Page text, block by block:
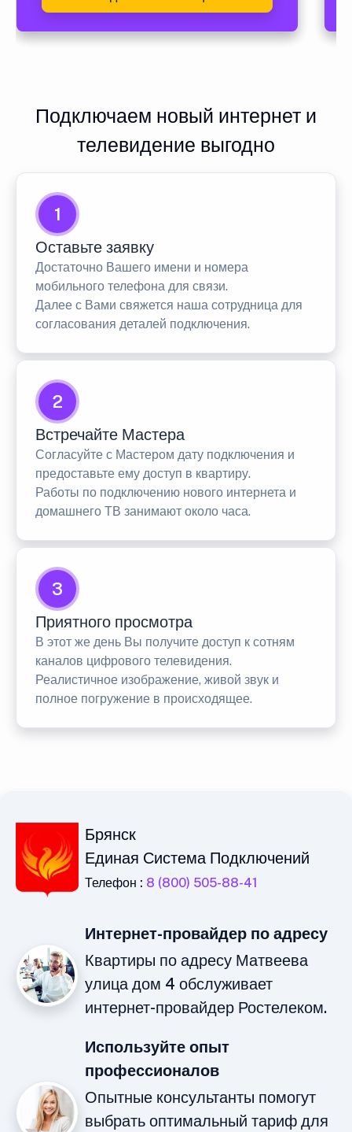
Подключаем новый интернет и
телевидение выгодно
1
Оставьте заявку
Достаточно Вашего имени и номера
мобильного телефона для связи.
Далее с Вами свяжется наша сотрудница для
согласования деталей подключения.
2
Встречайте Мастера
Согласуйте с Мастером дату подключения и
предоставьте ему доступ в квартиру.
Работы по подключению нового интернета и
домашнего ТВ занимают около часа.
3
Приятного просмотра
В этот же день Вы получите доступ к сотням
каналов цифрового телевидения.
Реалистичное изображение, живой звук и
полное погружение в происходящее.
Брянск
Единая Система Подключений
Телефон : 8 (800) 505-88-41
Интернет-провайдер по адресу
Квартиры по адресу Матвеева
улица дом 4 обслуживает
интернет-провайдер Ростелеком.
Используйте опыт
профессионалов
Опытные консультанты помогут
выбрать оптимальный тариф для